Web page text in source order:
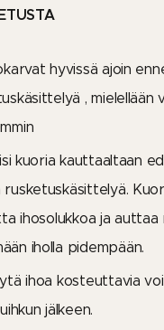
hyvissä ajoin
, mielellään
kuoria kauttaaltaan
rusketuskäsittelyä.
ihosolukkoa ja
iholla pidempään.
ihoa kosteuttavia
jälkeen.